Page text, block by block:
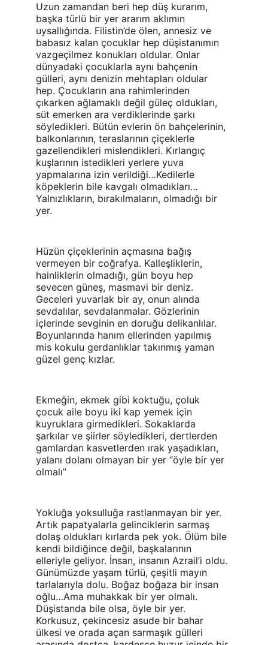
Uzun zamandan beri hep düş kurarım,
başka türlü bir yer ararım aklımın
uysallığında. Filistin’de ölen, annesiz ve
babasız kalan çocuklar hep düşistanımın
vazgeçilmez konukları oldular. Onlar
dünyadaki çocuklarla aynı bahçenin
gülleri, aynı denizin mehtapları oldular
hep. Çocukların ana rahimlerinden
çıkarken ağlamaklı değil güleç oldukları,
süt emerken ara verdiklerinde şarkı
söyledikleri. Bütün evlerin ön bahçelerinin,
balkonlarının, teraslarının çiçeklerle
gazellendikleri mislendikleri. Kırlangıç
kuşlarının istedikleri yerlere yuva
yapmalarına izin verildiği…Kedilerle
köpeklerin bile kavgalı olmadıkları…
Yalnızlıkların, bırakılmaların, olmadığı bir
yer.
Hüzün çiçeklerinin açmasına bağış
vermeyen bir coğrafya. Kalleşliklerin,
hainliklerin olmadığı, gün boyu hep
sevecen güneş, masmavi bir deniz.
Geceleri yuvarlak bir ay, onun alında
sevdalılar, sevdalanmalar. Gözlerinin
içlerinde sevginin en doruğu delikanlılar.
Boyunlarında hanım ellerinden yapılmış
mis kokulu gerdanlıklar takınmış yaman
güzel genç kızlar.
Ekmeğin, ekmek gibi koktuğu, çoluk
çocuk aile boyu iki kap yemek için
kuyruklara girmedikleri. Sokaklarda
şarkılar ve şiirler söyledikleri, dertlerden
gamlardan kasvetlerden ırak yaşadıkları,
yalanı dolanı olmayan bir yer “öyle bir yer
olmalı”
Yokluğa yoksulluğa rastlanmayan bir yer.
Artık papatyalarla gelinciklerin sarmaş
dolaş oldukları kırlarda pek yok. Ölüm bile
kendi bildiğince değil, başkalarının
elleriyle geliyor. İnsan, insanın Azrail’i oldu.
Günümüzde yaşam türlü, çeşitli mayın
tarlalarıyla dolu. Boğaz boğaza bir insan
oğlu…Ama muhakkak bir yer olmalı.
Düşistanda bile olsa, öyle bir yer.
Korkusuz, çekincesiz asude bir bahar
ülkesi ve orada açan sarmaşık gülleri